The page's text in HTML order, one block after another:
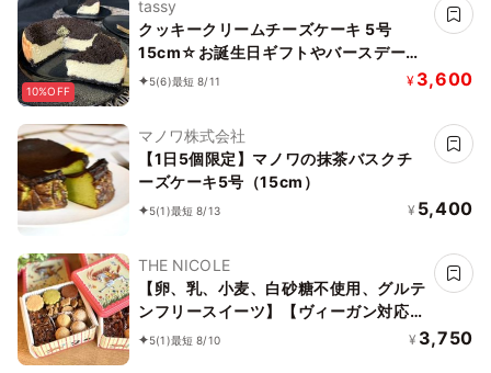
10%OFF
tassy
クッキークリームチーズケーキ 5号
15cm☆お誕生日ギフトやバースデーケ
ーキやお祝いプレゼントにも☆
5(6)最短 8/11 ¥ 3,600
マノワ株式会社
【1日5個限定】マノワの抹茶バスクチ
ーズケーキ5号（15cm）
5(1)最短 8/13 ¥ 5,400
THE NICOLE
【卵、乳、小麦、白砂糖不使用、グルテ
ンフリースイーツ】【ヴィーガン対応】
白馬にのって駆け巡ろう ボタニカルサ
5(1)最短 8/10 ¥ 3,750